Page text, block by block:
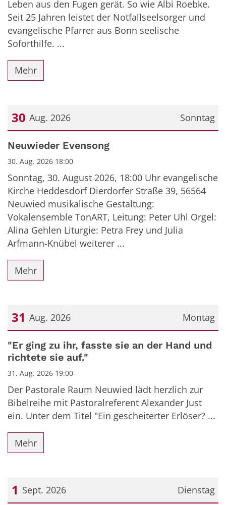
Leben aus den Fugen gerät. So wie Albi Roebke.
Seit 25 Jahren leistet der Notfallseelsorger und
evangelische Pfarrer aus Bonn seelische
Soforthilfe. ...
Mehr
Sonntag
30 Aug. 2026
Datum: 30. August 2026
Neuwieder Evensong
30. Aug. 2026 18:00
Sonntag, 30. August 2026, 18:00 Uhr evangelische
Kirche Heddesdorf Dierdorfer Straße 39, 56564
Neuwied musikalische Gestaltung:
Vokalensemble TonART, Leitung: Peter Uhl Orgel:
Alina Gehlen Liturgie: Petra Frey und Julia
Arfmann-Knübel weiterer ...
Mehr
Montag
31 Aug. 2026
Datum: 31. August 2026
"Er ging zu ihr, fasste sie an der Hand und
richtete sie auf."
31. Aug. 2026 19:00
Der Pastorale Raum Neuwied lädt herzlich zur
Bibelreihe mit Pastoralreferent Alexander Just
ein. Unter dem Titel "Ein gescheiterter Erlöser? ...
Mehr
Dienstag
1 Sept. 2026